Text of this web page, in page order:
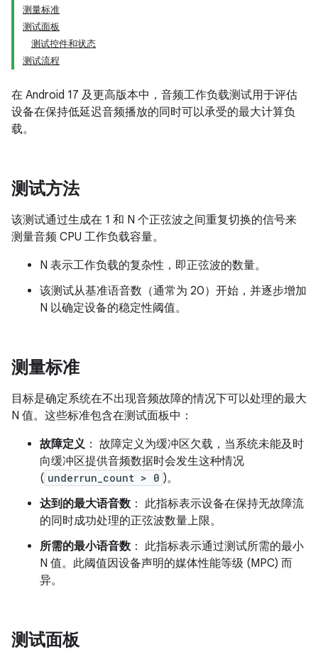
测量标准
测试面板
测试控件和状态
测试流程
在 Android 17 及更高版本中，音频工作负载测试用于评估
设备在保持低延迟音频播放的同时可以承受的最大计算负
载。
测试方法
该测试通过生成在 1 和 N 个正弦波之间重复切换的信号来
测量音频 CPU 工作负载容量。
N 表示工作负载的复杂性，即正弦波的数量。
该测试从基准语音数（通常为 20）开始，并逐步增加
N 以确定设备的稳定性阈值。
测量标准
目标是确定系统在不出现音频故障的情况下可以处理的最大
N 值。这些标准包含在测试面板中：
故障定义 ： 故障定义为缓冲区欠载，当系统未能及时
向缓冲区提供音频数据时会发生这种情况
( underrun_count > 0 )。
达到的最大语音数： 此指标表示设备在保持无故障流
的同时成功处理的正弦波数量上限。
所需的最小语音数： 此指标表示通过测试所需的最小
N 值。此阈值因设备声明的媒体性能等级 (MPC) 而
异。
测试面板